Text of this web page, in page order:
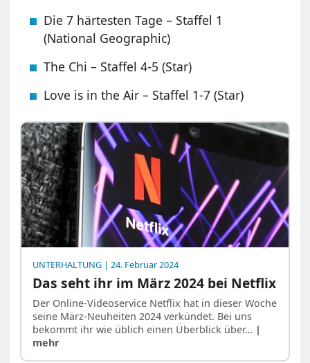
Die 7 härtesten Tage – Staffel 1
(National Geographic)
The Chi – Staffel 4-5 (Star)
Love is in the Air – Staffel 1-7 (Star)
UNTERHALTUNG | 24. Februar 2024
Das seht ihr im März 2024 bei Netflix
Der Online-Videoservice Netflix hat in dieser Woche
seine März-Neuheiten 2024 verkündet. Bei uns
bekommt ihr wie üblich einen Überblick über… |
mehr